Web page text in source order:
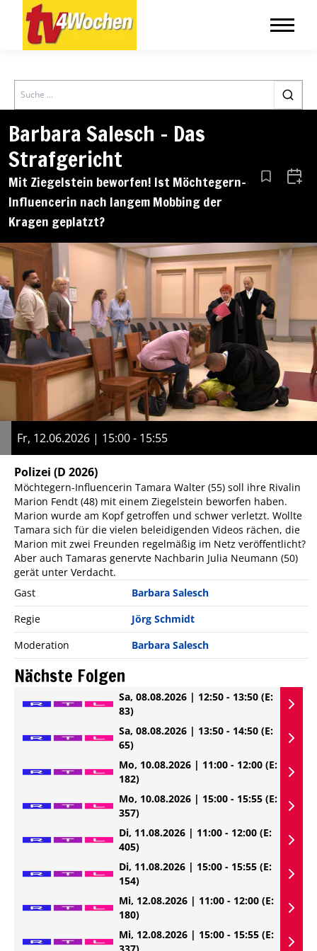
Search
Barbara Salesch – Das
Strafgericht
Mit Ziegelstein beworfen! Ist Möchtegern-
Influencerin nach langem Mobbing der
Kragen geplatzt?
Aus den
Fr, 12.06.2026 | 15:00 - 15:55
Polizei (D 2026)
Möchtegern-Influencerin Tamara Walter (55) soll ihre Rivalin
Marion Fendt (48) mit einem Ziegelstein beworfen haben.
Marion wurde am Kopf getroffen und schwer verletzt. Wollte
Tamara sich für die vielen beleidigenden Videos rächen, die
Marion mit zwei Freunden regelmäßig im Netz veröffentlicht?
Aber auch Tamaras genervte Nachbarin Julia Neumann (50)
gerät unter Verdacht.
Gast
Barbara Salesch
Regie
Jörg Schmidt
Moderation
Barbara Salesch
Nächste Folgen
Sa, 08.08.2026 | 12:50 - 13:50 (E:
83)
Sa, 08.08.2026 | 13:50 - 14:50 (E:
65)
Mo, 10.08.2026 | 11:00 - 12:00 (E:
182)
Mo, 10.08.2026 | 15:00 - 15:55 (E:
357)
Di, 11.08.2026 | 11:00 - 12:00 (E:
405)
Di, 11.08.2026 | 15:00 - 15:55 (E:
154)
Mi, 12.08.2026 | 11:00 - 12:00 (E:
180)
Mi, 12.08.2026 | 15:00 - 15:55 (E: